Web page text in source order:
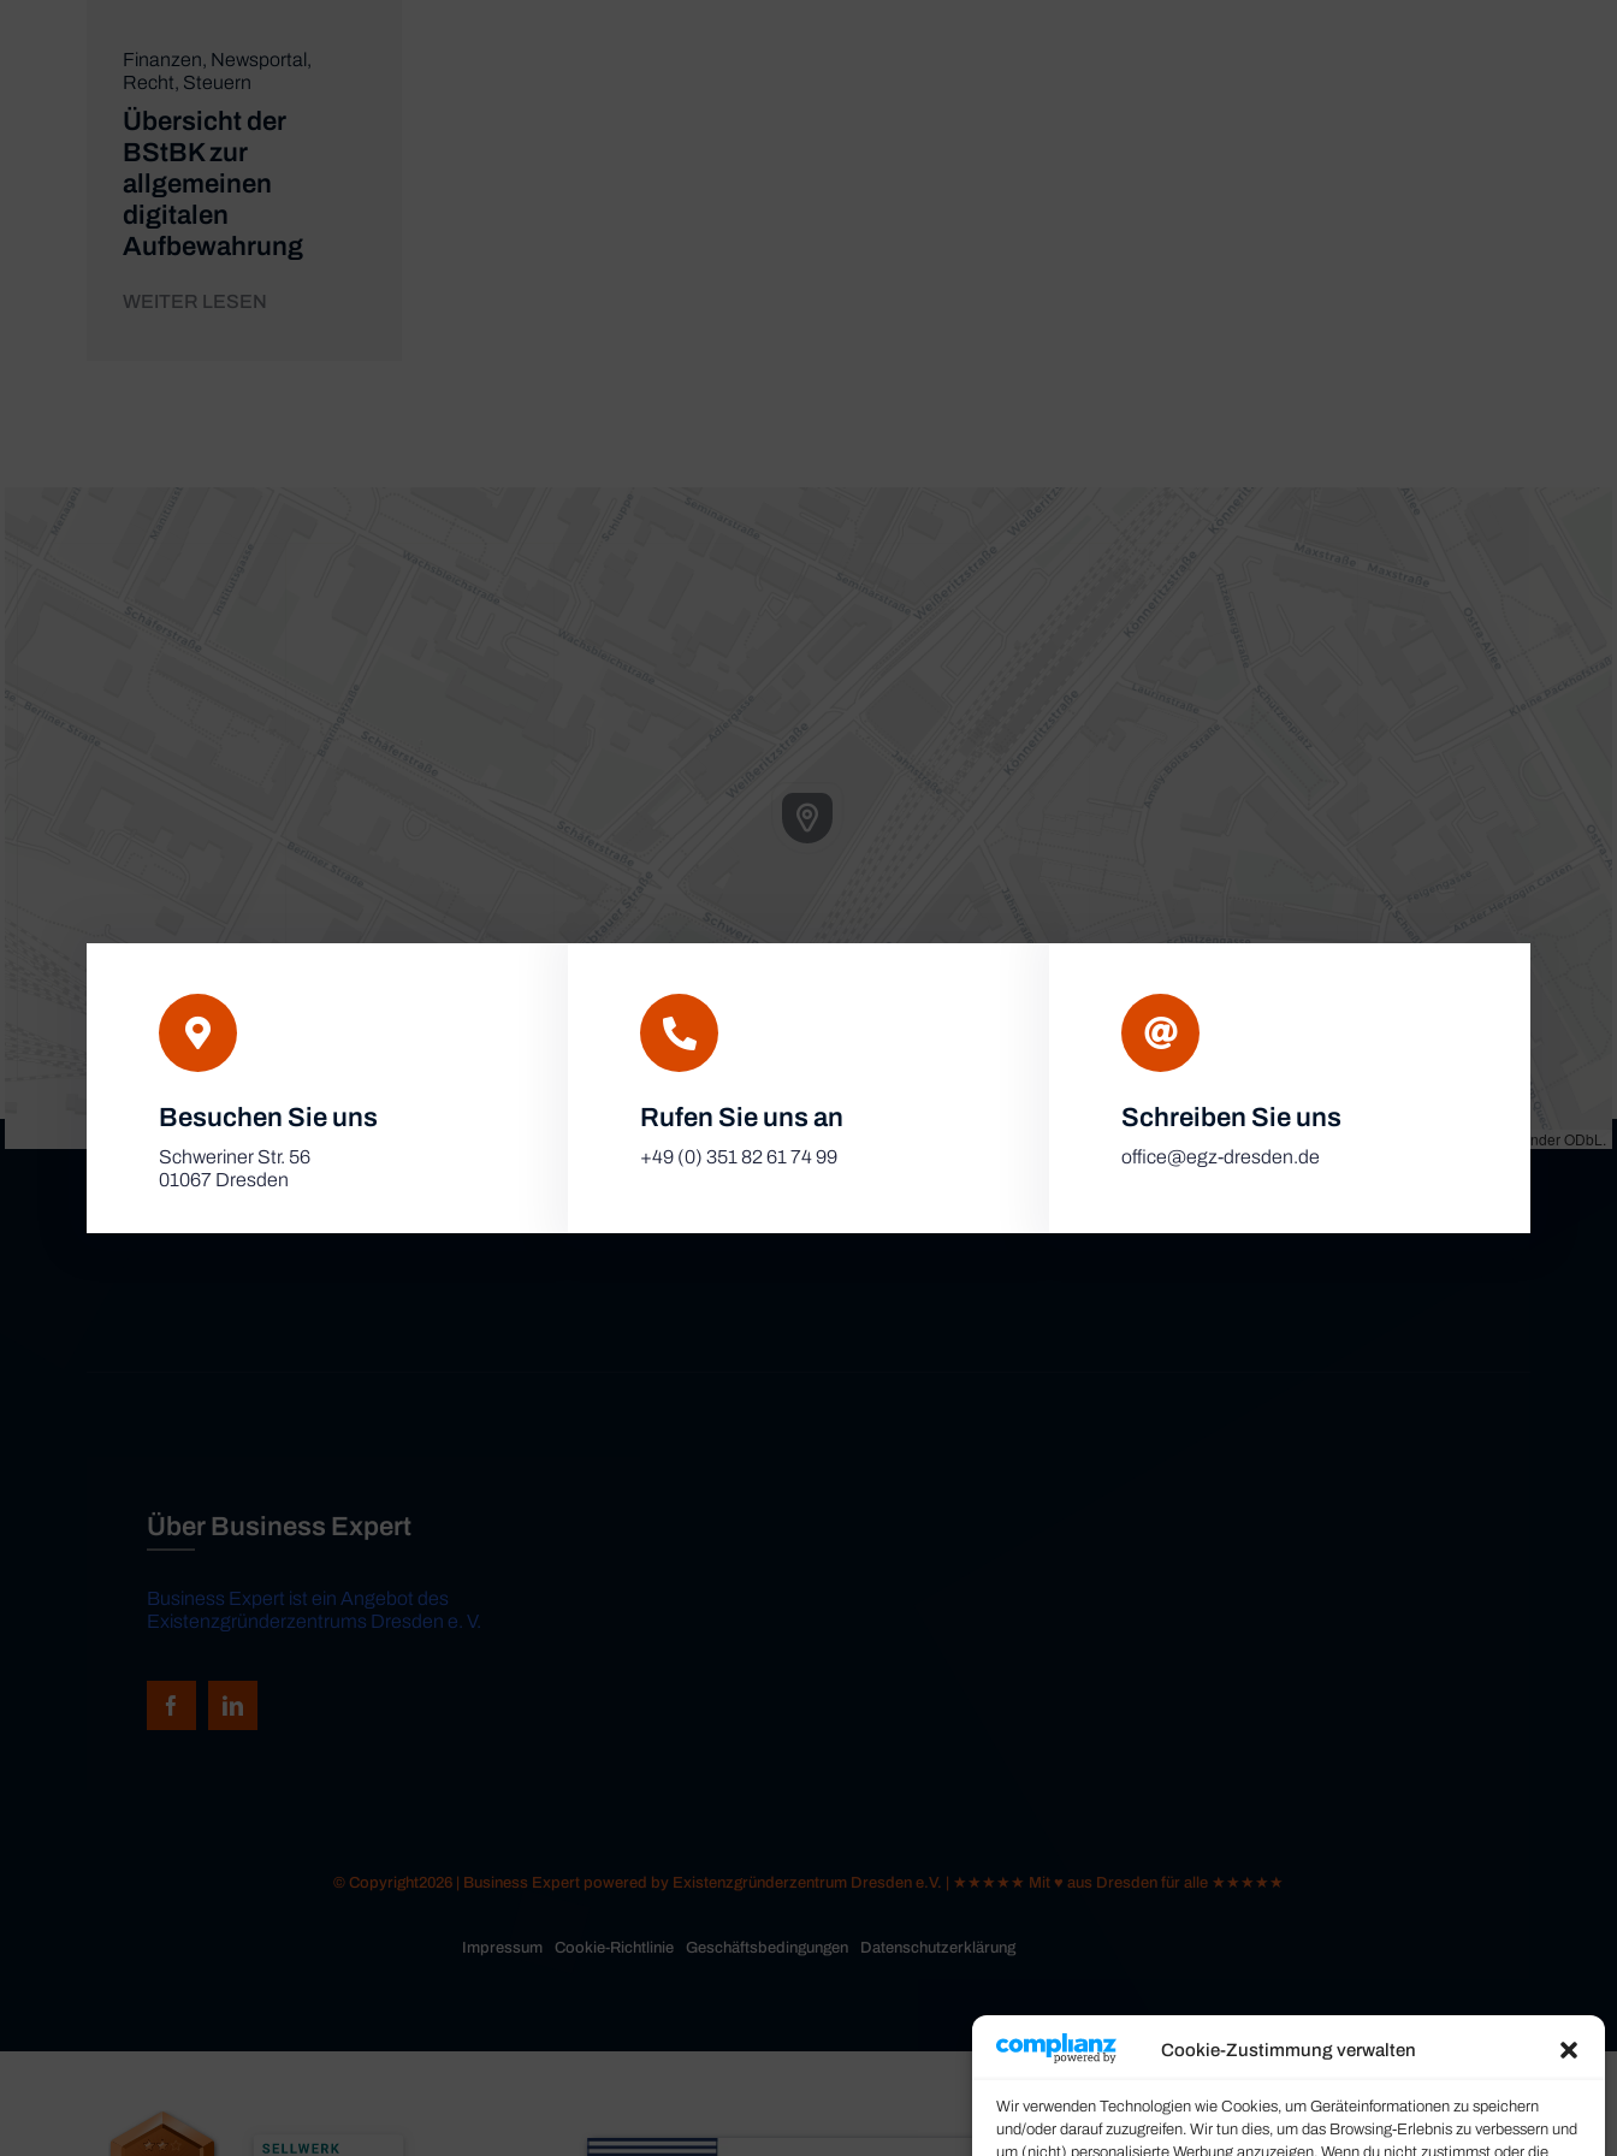
Cookie-Zustimmung verwalten
Wir verwenden Technologien wie Cookies, um Geräteinformationen zu speichern
und/oder darauf zuzugreifen. Wir tun dies, um das Browsing-Erlebnis zu verbessern und
um (nicht) personalisierte Werbung anzuzeigen. Wenn du nicht zustimmst oder die
Finanzen, Newsportal,
Recht, Steuern
Übersicht der
BStBK zur
allgemeinen
digitalen
Aufbewahrung
WEITER LESEN
, under ODbL.
Besuchen Sie uns
Schweriner Str. 56
01067 Dresden
Rufen Sie uns an
+49 (0) 351 82 61 74 99
Schreiben Sie uns
office@egz-dresden.de
Über Business Expert
Business Expert ist ein Angebot des
Existenzgründerzentrums Dresden e. V.
© Copyright2026 | Business Expert powered by Existenzgründerzentrum Dresden e.V. | ★★★★★ Mit ♥ aus Dresden für alle ★★★★★
Impressum Cookie-Richtlinie Geschäftsbedingungen Datenschutzerklärung